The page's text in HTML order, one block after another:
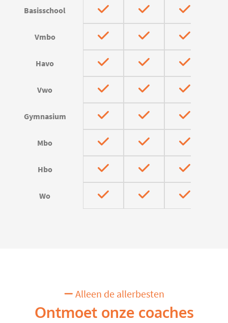
Basisschool
Vmbo
Havo
Vwo
Gymnasium
Mbo
Hbo
Wo
Alleen de allerbesten
Ontmoet onze coaches